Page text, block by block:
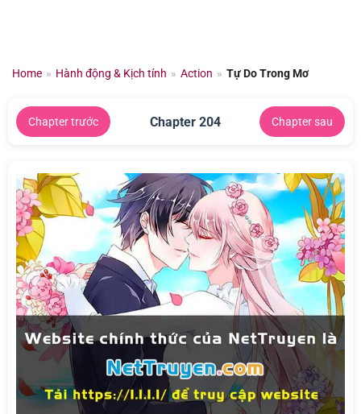
dungHome » Hành động & Kịch tính » Action » Tự Do Trong Mơ
Chapter trước Chapter 204 Chapter sau